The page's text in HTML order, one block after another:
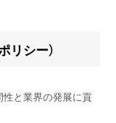
リシー）
と業界の発展に貢